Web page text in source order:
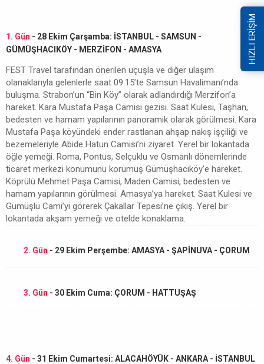
1. Gün - 28 Ekim Çarşamba: İSTANBUL - SAMSUN -
GÜMÜŞHACIKÖY - MERZİFON - AMASYA
FEST Travel tarafından önerilen uçuşla ve diğer ulaşım
olanaklarıyla gelenlerle saat 09.15’te Samsun Havalimanı’nda
buluşma. Strabon’un “Bin Köy” olarak adlandırdığı Merzifon’a
hareket. Kara Mustafa Paşa Camisi gezisi. Saat Kulesi, Taşhan,
bedesten ve hamam yapılarının panoramik olarak görülmesi. Kara
Mustafa Paşa köyündeki ender rastlanan ahşap nakış işçiliği ve
bezemeleriyle Abide Hatun Camisi’ni ziyaret. Yerel bir lokantada
öğle yemeği. Roma, Pontus, Selçuklu ve Osmanlı dönemlerinde
ticaret merkezi konumunu korumuş Gümüşhacıköy’e hareket.
Köprülü Mehmet Paşa Camisi, Maden Camisi, bedesten ve
hamam yapılarının görülmesi. Amasya’ya hareket. Saat Kulesi ve
Gümüşlü Cami’yi görerek Çakallar Tepesi’ne çıkış. Yerel bir
lokantada akşam yemeği ve otelde konaklama.
2. Gün - 29 Ekim Perşembe: AMASYA - ŞAPİNUVA - ÇORUM
3. Gün - 30 Ekim Cuma: ÇORUM - HATTUŞAŞ
4. Gün - 31 Ekim Cumartesi: ALACAHÖYÜK - ANKARA - İSTANBUL
HIZLI ERİŞİM